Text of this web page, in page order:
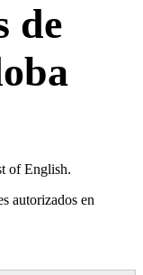
de
of English.
autorizados en